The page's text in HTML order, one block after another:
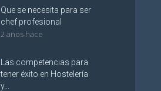
Que se necesita para ser
chef profesional
2 años hace
Las competencias para
tener éxito en Hostelería
y...